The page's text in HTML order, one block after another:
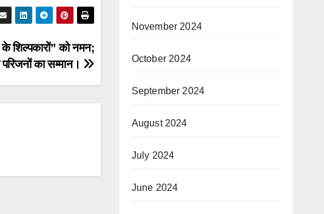
शिल्पकारों” को नमन;
का सम्मान।
November 2024
October 2024
September 2024
August 2024
July 2024
June 2024